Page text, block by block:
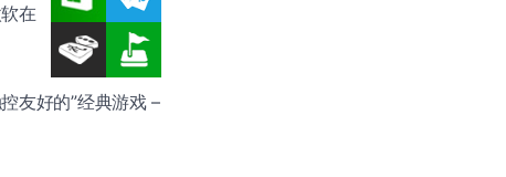
在
友好的”经典游戏 –